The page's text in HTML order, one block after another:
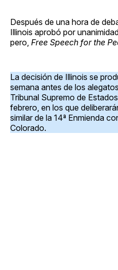
Después de una hora de
Illinois aprobó por
pero, Free Speech for the
La decisión de Illinois se
semana antes de los
Tribunal Supremo de
febrero, en los que
similar de la 14ª Enmienda
Colorado.